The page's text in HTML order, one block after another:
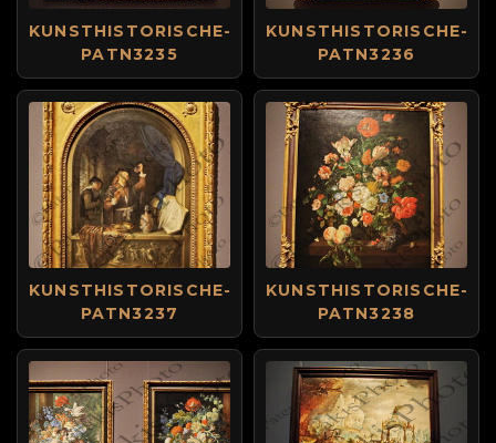
KUNSTHISTORISCHE-
PATN3235
KUNSTHISTORISCHE-
PATN3236
KUNSTHISTORISCHE-
PATN3237
KUNSTHISTORISCHE-
PATN3238